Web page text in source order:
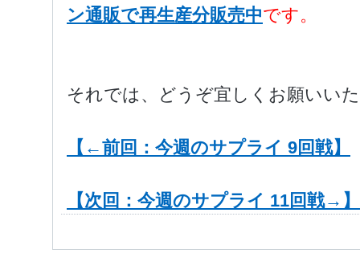
ン通販で再生産分販売中です。
それでは、どうぞ宜しくお願いい
【←前回：今週のサプライ 9回戦】
【次回：今週のサプライ 11回戦→】